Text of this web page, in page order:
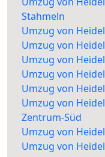
Stahmeln
Umzug von
Umzug von
Umzug von
Umzug von
Umzug von
Umzug von
Zentrum-Süd
Umzug von
Umzug von